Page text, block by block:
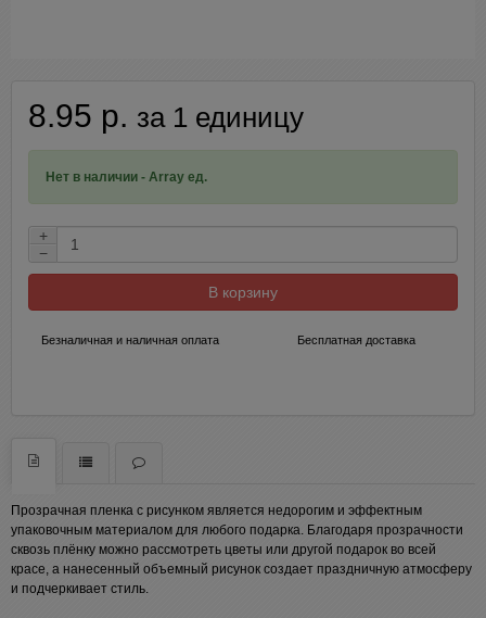
8.95 р. за 1 единицу
Нет в наличии - Array ед.
+
−
В корзину
Безналичная и наличная оплата Бесплатная доставка
Прозрачная пленка с рисунком является недорогим и эффектным
упаковочным материалом для любого подарка. Благодаря прозрачности
сквозь плёнку можно рассмотреть цветы или другой подарок во всей
красе, а нанесенный объемный рисунок создает праздничную атмосферу
и подчеркивает стиль.